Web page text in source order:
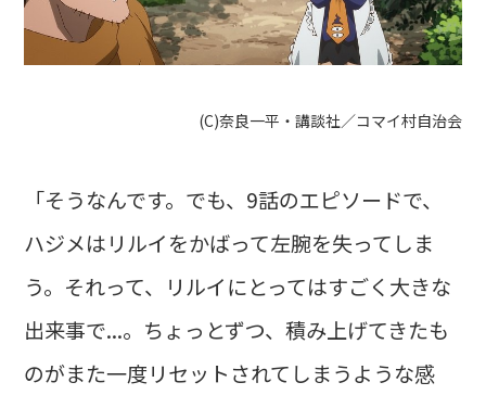
(C)奈良一平・講談社／コマイ村自治会
「そうなんです。でも、9話のエピソードで、
ハジメはリルイをかばって左腕を失ってしま
う。それって、リルイにとってはすごく大きな
出来事で...。ちょっとずつ、積み上げてきたも
のがまた一度リセットされてしまうような感